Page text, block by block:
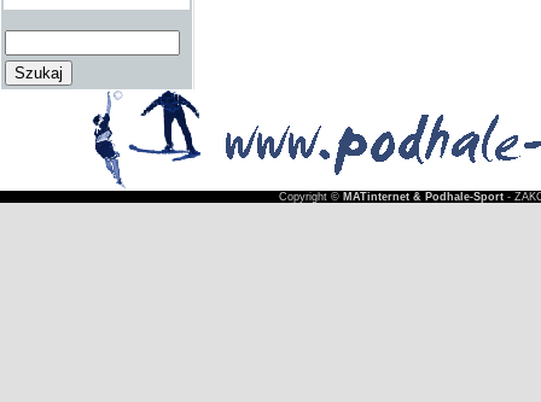
Copyright © MATinternet & Podhale-Sport-